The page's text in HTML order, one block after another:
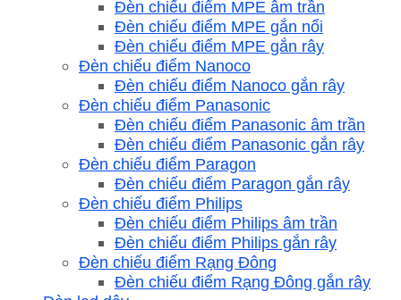
Đèn chiếu điểm MPE âm trần
Đèn chiếu điểm MPE gắn nổi
Đèn chiếu điểm MPE gắn rây
Đèn chiếu điểm Nanoco
Đèn chiếu điểm Nanoco gắn rây
Đèn chiếu điểm Panasonic
Đèn chiếu điểm Panasonic âm trần
Đèn chiếu điểm Panasonic gắn rây
Đèn chiếu điểm Paragon
Đèn chiếu điểm Paragon gắn rây
Đèn chiếu điểm Philips
Đèn chiếu điểm Philips âm trần
Đèn chiếu điểm Philips gắn rây
Đèn chiếu điểm Rạng Đông
Đèn chiếu điểm Rạng Đông gắn rây